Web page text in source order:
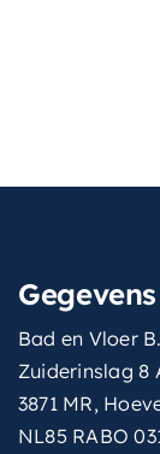
Gegevens
Bad en Vloer
Zuiderinslag 8
3871 MR,
NL85 RABO